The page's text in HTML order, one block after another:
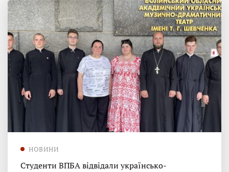
НОВИНИ
Студенти ВПБА відвідали українсько-